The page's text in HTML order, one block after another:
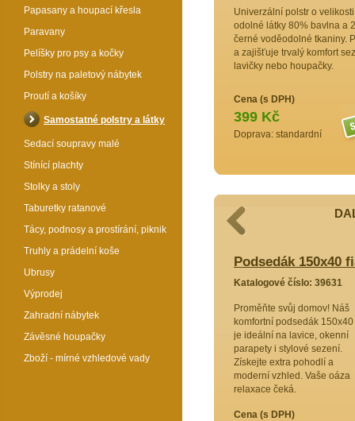
Univerzální polstr o
odolné látky 80% bavlna a
černé voděodolné tkaniny.
a zajišťuje trvalý komfort
lavičky nebo houpačky.
Cena (s DPH)
399 Kč
Doprava: standardní
s tímto
Podsedák 150x40
Katalogové číslo: 39631
Proměňte svůj domov! Náš
komfortní podsedák 150x40
je ideální na lavice, okenní
parapety i stylové sezení.
Získejte extra pohodlí a
moderní vzhled. Vaše oáza
relaxace čeká.
Cena (s DPH)
Papasany a houpací křesla
Paravany
Pelíšky pro psy a kočky
Polstry na paletový nábytek
Proutí a košíky
Samostatné polstry a látky
Sedací soupravy malé
Stínící plachty
Stolky a stoly
Taburetky ratanové
Tácy, podnosy a prostírání, piknik
Truhly a prádelní koše
Ubrusy
Výprodej
Zahradní nábytek
Závěsné houpačky
Zboží - mírné vzhledové vady